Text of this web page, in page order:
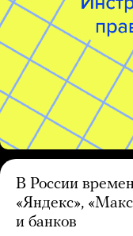
В России
«Яндекс»,
и банков